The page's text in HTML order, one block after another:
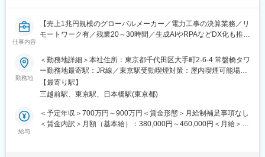
■組織構成
■キャリアパス
計の知識を活かして、企業価値向上のために活躍いただきます。
なお、年１回上司とキャリア面談があります。皆さんのライフプ
ランに合わせたキャリアを一緒に考えます。
・フレックスタイム ※コアタイム13:00～14:00
・残業時間:20～30時間/月、繁忙期：4月・7月・10月・1月（四
仕事内容
【売上1兆円規模のグローバルメーカー／電力工事の決算業務／リ
モートワーク有／残業20～30時間／生成AIやRPAなどDX化も推進
■業務内容
海外・国内の電力工事の決算業務を担当していただきます。
入社後は、既存メンバーが担当している業務を引き継ぎながら、
当社の工事決算の業務フローを理解していただきます。
その後、習熟度に応じて担当範囲を拡げ、将来は当社工事決算の
リーダーを担当していただきたいと考えています。
また、進行基準処理にも関わってもらいたいと思っており、工事
勤務地
＜勤務地詳細＞本社住所：東京都千代田区大手町2-6-4 常盤橋タワ
ー勤務地最寄駅：JR線／東京駅受動喫煙対策：屋内喫煙可能場所
あり変更の範囲：会社の定める事業所（リモートワーク含む）
【最寄り駅】
三越前駅、東京駅、日本橋駅(東京都)
給与
＜予定年収＞700万円～900万円＜賃金形態＞月給制補足事項なし
＜賃金内訳＞月額（基本給）：380,000円～460,000円＜月給＞